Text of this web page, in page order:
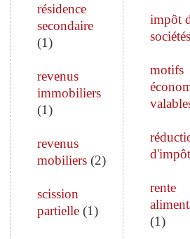
résidence
secondaire
(1)
revenus
immobiliers
(1)
revenus
mobiliers(2)
scission
partielle(1)
impôt
sociétés
motifs
d'impôt
rente
(1)